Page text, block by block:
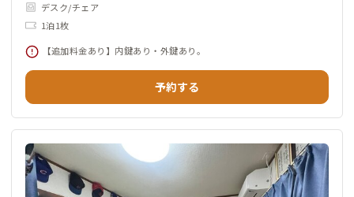
デスク/チェア
1泊1枚
【追加料金あり】内鍵あり・外鍵あり。
予約する